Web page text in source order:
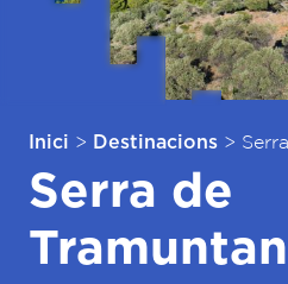
Inici > Destinacions >
Serra de